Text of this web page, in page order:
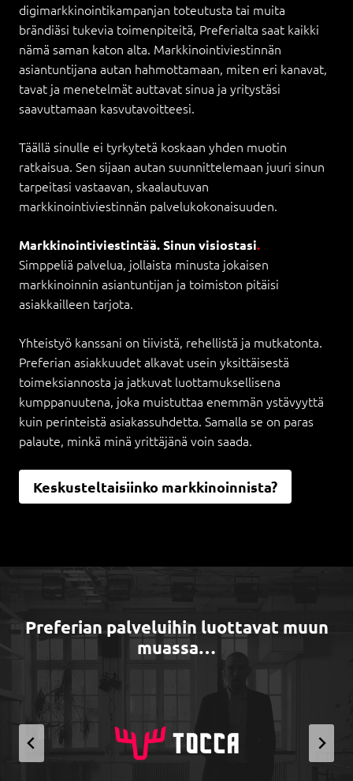
digimarkkinointikampanjan toteutusta tai muita
brändiäsi tukevia toimenpiteitä, Preferialta saat kaikki
nämä saman katon alta. Markkinointiviestinnän
asiantuntijana autan hahmottamaan, miten eri kanavat,
tavat ja menetelmät auttavat sinua ja yritystäsi
saavuttamaan kasvutavoitteesi.
Täällä sinulle ei tyrkytetä koskaan yhden muotin
ratkaisua. Sen sijaan autan suunnittelemaan juuri sinun
tarpeitasi vastaavan, skaalautuvan
markkinointiviestinnän palvelukokonaisuuden.
Markkinointiviestintää. Sinun visiostasi.
Simppeliä palvelua, jollaista minusta jokaisen
markkinoinnin asiantuntijan ja toimiston pitäisi
asiakkailleen tarjota.
Yhteistyö kanssani on tiivistä, rehellistä ja mutkatonta.
Preferian asiakkuudet alkavat usein yksittäisestä
toimeksiannosta ja jatkuvat luottamuksellisena
kumppanuutena, joka muistuttaa enemmän ystävyyttä
kuin perinteistä asiakassuhdetta. Samalla se on paras
palaute, minkä minä yrittäjänä voin saada.
Keskusteltaisiinko markkinoinnista?
Preferian palveluihin luottavat muun
muassa…